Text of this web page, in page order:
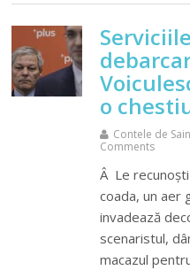
o
Contele de
Comments
Â Le
coada, un aer
invadează
scenaristul,
macazul